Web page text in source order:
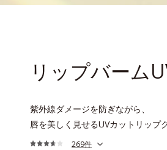
リップバーム
紫外線ダメージを防ぎながら、
唇を美しく見せるUVカットリップ
269件